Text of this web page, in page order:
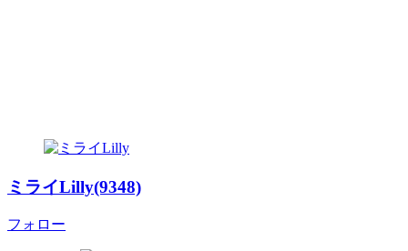
ミライLilly(9348)
フォロー